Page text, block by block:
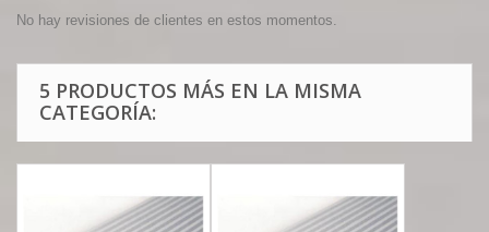
No hay revisiones de clientes en estos momentos.
5 PRODUCTOS MÁS EN LA MISMA
CATEGORÍA: